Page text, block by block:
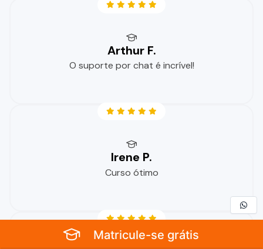
Arthur F.
O suporte por chat é incrível!
Irene P.
Curso ótimo
Matricule-se grátis